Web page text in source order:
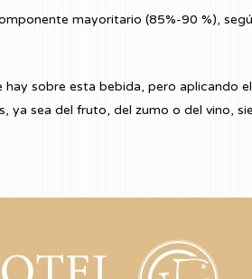
mayoritario (85%-90 %),
sobre esta bebida, pero aplicando el
sea del fruto, del zumo o del vino,